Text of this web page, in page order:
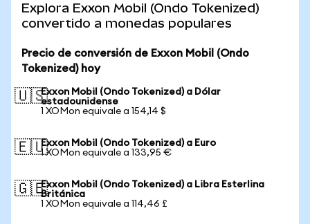
Explora Exxon Mobil (Ondo Tokenized)
convertido a monedas populares
Precio de conversión de Exxon Mobil (Ondo
Tokenized) hoy
🇺🇸Exxon Mobil (Ondo Tokenized) a Dólar
estadounidense
1 XOMon equivale a 154,14 $
🇪🇺Exxon Mobil (Ondo Tokenized) a Euro
1 XOMon equivale a 133,95 €
🇬🇧Exxon Mobil (Ondo Tokenized) a Libra Esterlina
Británica
1 XOMon equivale a 114,46 £